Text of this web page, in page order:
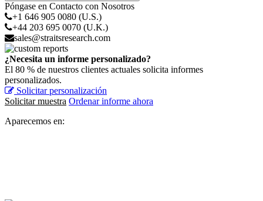
Póngase en Contacto con Nosotros
+1 646 905 0080 (U.S.)
+44 203 695 0070 (U.K.)
sales@straitsresearch.com
¿Necesita un informe personalizado?
El 80 % de nuestros clientes actuales solicita informes
personalizados.
Solicitar personalización
Solicitar muestra Ordenar informe ahora
Aparecemos en: